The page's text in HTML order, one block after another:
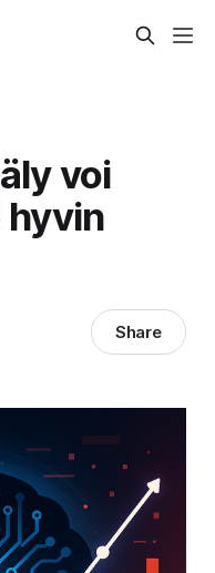
voi
hyvin
Share